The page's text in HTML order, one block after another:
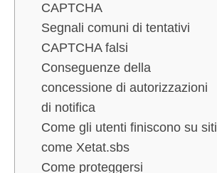
CAPTCHA
Segnali comuni di tentativi
CAPTCHA falsi
Conseguenze della
concessione di autorizzazioni
di notifica
Come gli utenti finiscono su siti
come Xetat.sbs
Come proteggersi